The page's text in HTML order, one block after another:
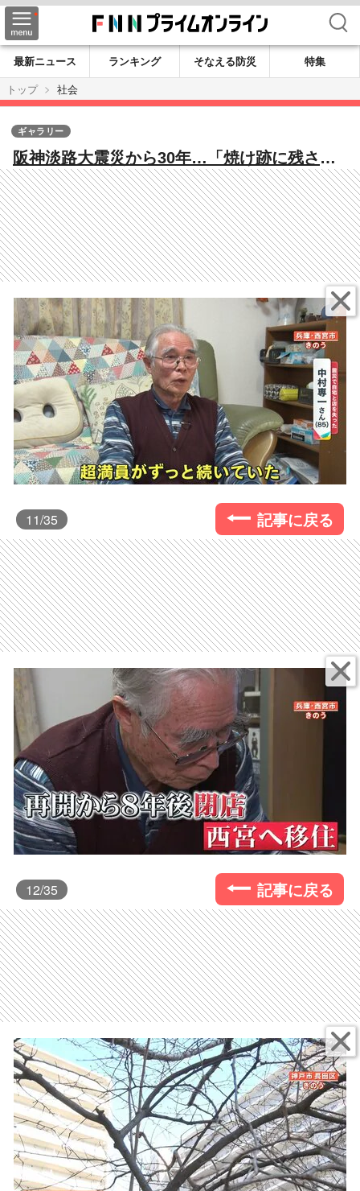
検索
最新ニュース ランキング そなえる防災
特集
トップ
社会
阪神淡路大震災から30年…「焼け跡に残され
た“生き証人”」「医師の心残り」「人々の心
を支えた“歌”」今も残る教訓と受け継がれる
記憶
ギャラリー
11/35 記事に戻る
12/35 記事に戻る